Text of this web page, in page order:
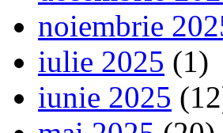
noiembrie
iulie 2025 (1)
iunie 2025